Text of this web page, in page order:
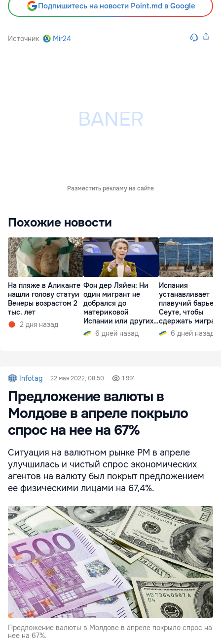
Подпишитесь на новости Point.md в Google
Источник Mir24
Разместить рекламу на сайте
Похожие новости
На пляже в Аликанте
нашли голову статуи
Венеры возрастом 2
тыс. лет
2 дня назад
Фон дер Ляйен: Ни
один мигрант не
добрался до
материковой
Испании или других
стран ЕС
6 дней назад
Испания
устанавливает
плавучий барьер
Сеуте, чтобы
сдержать
6 дней назад
Infotag 22 мая 2022, 08:50 1 991
Предложение валюты в
Молдове в апреле покрыло
спрос на нее на 67%
Ситуация на валютном рынке РМ в апреле
улучшилась и чистый спрос экономических
агентов на валюту был покрыт предложением
ее физическими лицами на 67,4%.
Предложение валюты в Молдове в апреле покрыло спрос на
нее на 67%.